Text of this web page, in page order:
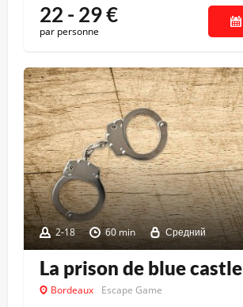
22 - 29€
par personne
2-18 60 min Средний
La prison de blue castle
Bordeaux Escape Game